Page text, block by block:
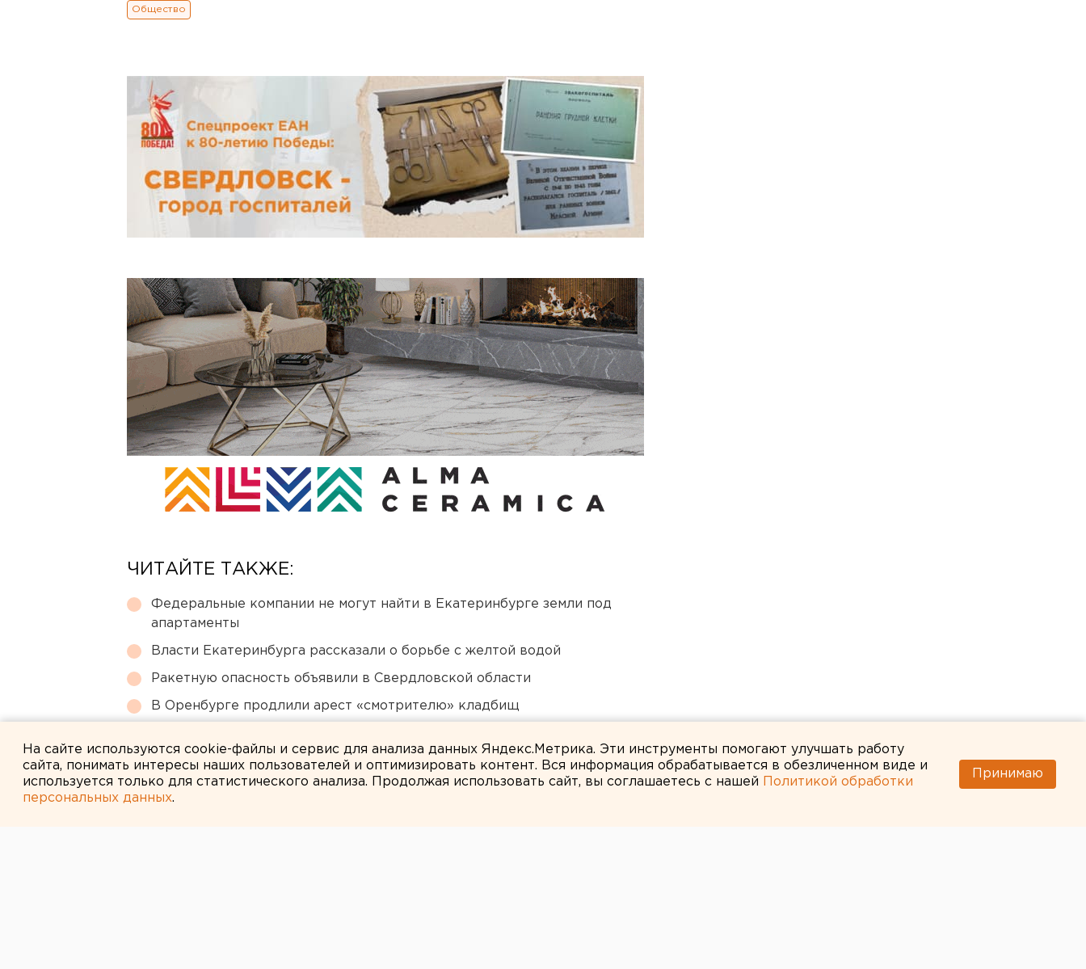
Общество
ЧИТАЙТЕ ТАКЖЕ:
Федеральные компании не могут найти в Екатеринбурге земли под
апартаменты
Власти Екатеринбурга рассказали о борьбе с желтой водой
Ракетную опасность объявили в Свердловской области
В Оренбурге продлили арест «смотрителю» кладбищ
На сайте используются cookie-файлы и сервис для анализа данных Яндекс.Метрика. Эти инструменты помогают улучшать работу
сайта, понимать интересы наших пользователей и оптимизировать контент. Вся информация обрабатывается в обезличенном виде и
используется только для статистического анализа. Продолжая использовать сайт, вы соглашаетесь с нашей
Политикой обработки
персональных данных.
Принимаю